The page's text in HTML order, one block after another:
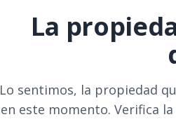
La
Lo sentimos, la propiedad
en este momento. Verifica